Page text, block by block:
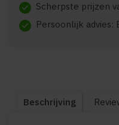
check Scherpste prijzen
check Persoonlijk
Beschrijving